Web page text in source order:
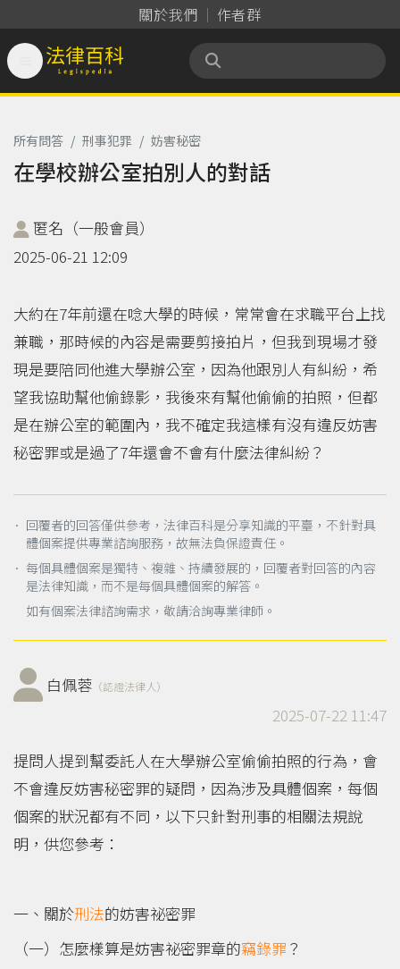
關於我們 作者群
法律百科 Legispedia
所有問答 / 刑事犯罪 / 妨害秘密
在學校辦公室拍別人的對話
匿名（一般會員）
2025-06-21 12:09
大約在7年前還在唸大學的時候，常常會在求職平台上找
兼職，那時候的內容是需要剪接拍片，但我到現場才發
現是要陪同他進大學辦公室，因為他跟別人有糾紛，希
望我協助幫他偷錄影，我後來有幫他偷偷的拍照，但都
是在辦公室的範圍內，我不確定我這樣有沒有違反妨害
秘密罪或是過了7年還會不會有什麼法律糾紛？
． 回覆者的回答僅供參考，法律百科是分享知識的平臺，不針對具
體個案提供專業諮詢服務，故無法負保證責任。
． 每個具體個案是獨特、複雜、持續發展的，回覆者對回答的內容
是法律知識，而不是每個具體個案的解答。
如有個案法律諮詢需求，敬請洽詢專業律師。
白佩蓉 （認證法律人）
2025-07-22 11:47
提問人提到幫委託人在大學辦公室偷偷拍照的行為，會
不會違反妨害秘密罪的疑問，因為涉及具體個案，每個
個案的狀況都有不同，以下只針對刑事的相關法規說
明，供您參考：
一、關於刑法的妨害祕密罪
（一）怎麼樣算是妨害祕密罪章的竊錄罪？